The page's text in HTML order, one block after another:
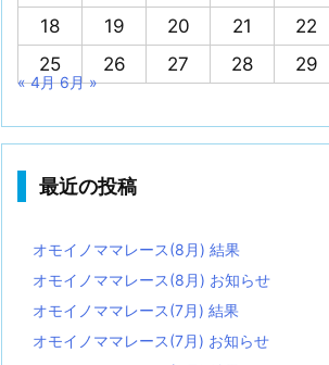
18
19 20 21 22
25
26 27 28 29
« 4月 6月 »
最近の投稿
オモイノママレース(8月) 結果
オモイノママレース(8月) お知らせ
オモイノママレース(7月) 結果
オモイノママレース(7月) お知らせ